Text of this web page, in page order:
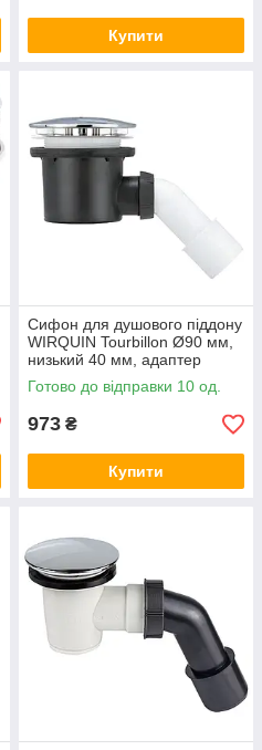
Купити
Сифон для душового піддону
WIRQUIN Tourbillon Ø90 мм,
низький 40 мм, адаптер
40/50 мм, 29 л/хв, хром
Готово до відправки 10 од.
973 ₴
Купити